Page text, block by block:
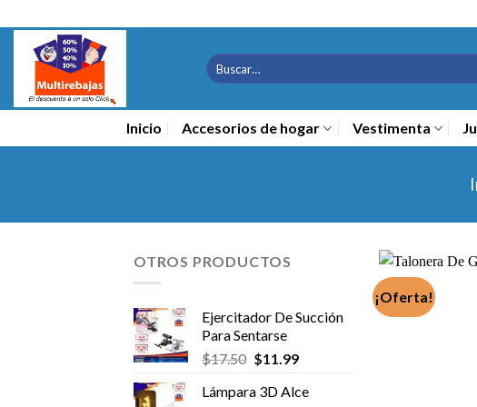
al
contenido
Buscar
por:
Inicio Accesorios de hogar Vestimenta
OTROS PRODUCTOS
Ejercitador De Succión
Para Sentarse
$17.50 El
original
$11.99El
actual
Lámpara 3D Alce
¡Oferta!